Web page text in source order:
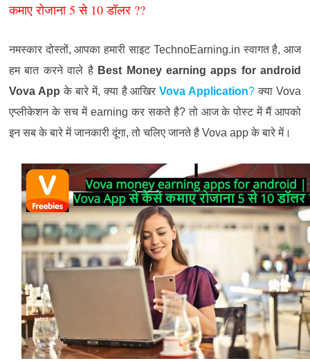
कमाए रोजाना 5 से 10 डॉलर ??
नमस्कार दोस्तों,आपका हमारी साइटTechnoEarning.inस्वागत है,आज
हम बात करने वाले है Best Money earning apps for android
Vova App के बारे में,क्या है आखिर Vova Application?क्या Vova
एप्लीकेशन के सच मेंearningकर सकते है?तो आज के पोस्ट में मैं आपको
इन सब के बारे में जानकारी दूंगा,तो चलिए जानते हैVova appके बारे में।